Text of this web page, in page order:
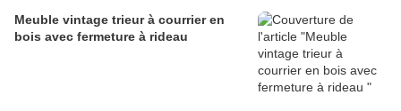
Meuble vintage trieur à courrier en
bois avec fermeture à rideau